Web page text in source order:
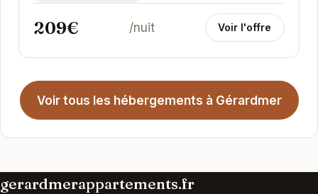
209€ /nuit Voir l'offre
Voir tous les hébergements à Gérardmer
gerardmerappartements.fr